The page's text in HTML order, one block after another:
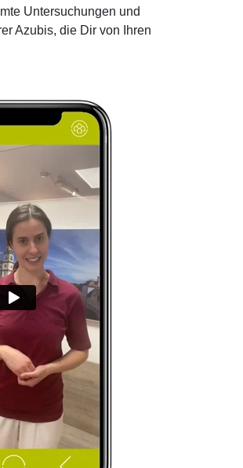
Untersuchungen und
Azubis, die Dir von Ihren